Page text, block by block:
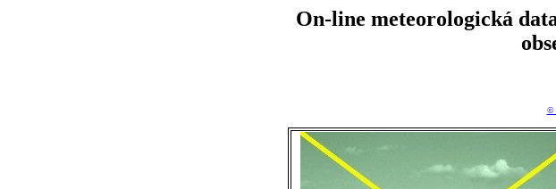
On-line meteorologická
©